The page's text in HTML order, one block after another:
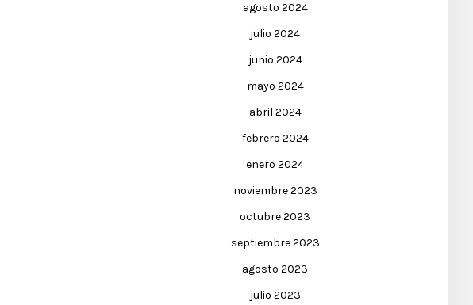
agosto 2024
julio 2024
junio 2024
mayo 2024
abril 2024
febrero 2024
enero 2024
noviembre 2023
octubre 2023
septiembre 2023
agosto 2023
julio 2023